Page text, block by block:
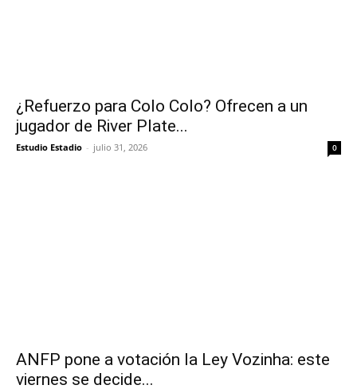
¿Refuerzo para Colo Colo? Ofrecen a un
jugador de River Plate...
Estudio Estadio - julio 31, 2026 0
ANFP pone a votación la Ley Vozinha: este
viernes se decide...